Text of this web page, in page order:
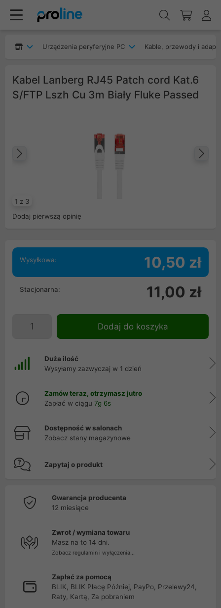
Urządzenia peryferyjne PC Kable, przewody i
Kabel Lanberg RJ45 Patch cord Kat.6
S/FTP Lszh Cu 3m Biały Fluke Passed
1 z 3
Dodaj pierwszą opinię
Wysyłkowa: 10,50 zł
Stacjonarna: 11,00 zł
Dodaj do koszyka
Duża ilość
Wysyłamy zazwyczaj w 1 dzień
Zamów teraz, otrzymasz jutro
Zapłać w ciągu 7g 5s
Dostępność w salonach
Zobacz stany magazynowe
Zapytaj o produkt
Gwarancja producenta
12 miesiące
Zwrot / wymiana towaru
Masz na to 14 dni.
Zobacz regulamin i wyłączenia...
Zapłać za pomocą
BLIK, BLIK Płacę Później, PayPo, Przelewy24,
Raty, Kartą, Za pobraniem